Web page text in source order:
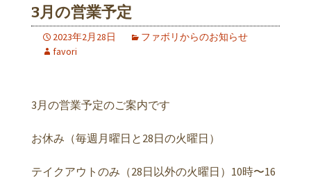
3月の営業予定
2023年2月28日
ファボリからのお知らせ
favori
3月の営業予定のご案内です
お休み（毎週月曜日と28日の火曜日）
テイクアウトのみ（28日以外の火曜日）10時〜16